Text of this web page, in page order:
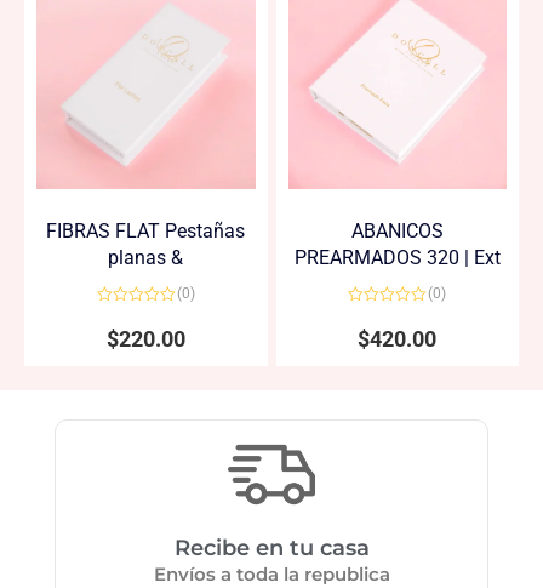
FIBRAS FLAT Pestañas
planas &
en
(0)
$220.00
ABANICOS
PREARMADOS 320 | Ext
en
(0)
$420.00
Recibe en tu casa
Envíos a toda la republica